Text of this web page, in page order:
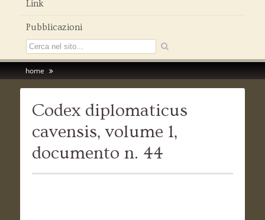
Link
Pubblicazioni
home
Codex diplomaticus
cavensis, volume 1,
documento n. 44